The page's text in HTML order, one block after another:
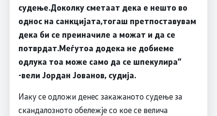
судење.Доколку сметаат дека е нешто во
однос на санкцијата,тогаш претпоставувам
дека би се преиначиле а можат и да се
потврдат.Меѓутоа додека не добиеме
одлука тоа може само да се шпекулира”
-вели Јордан Јованов, судија.
Иаку се одложи денес закажаното судење за
скандалозното обележје со кое се велича